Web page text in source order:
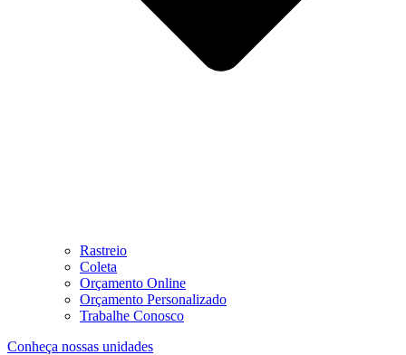
Rastreio
Coleta
Orçamento Online
Orçamento Personalizado
Trabalhe Conosco
Conheça nossas unidades